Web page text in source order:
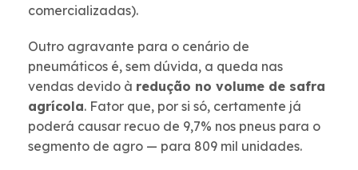
comercializadas).
Outro agravante para o cenário de
pneumáticos é, sem dúvida, a queda nas
vendas devido à redução no volume de safra
agrícola. Fator que, por si só, certamente já
poderá causar recuo de 9,7% nos pneus para o
segmento de agro — para 809 mil unidades.